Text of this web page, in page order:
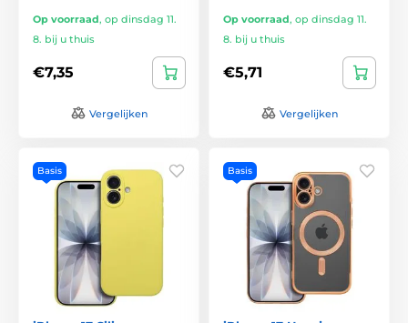
Op voorraad, op dinsdag 11.
8. bij u thuis
€7,35
Vergelijken
Op voorraad, op dinsdag 11.
8. bij u thuis
€5,71
Vergelijken
Basis Basis